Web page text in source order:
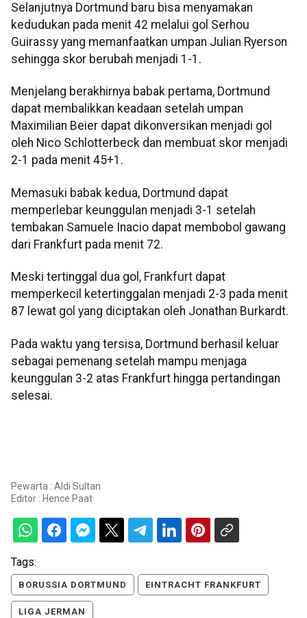
Selanjutnya Dortmund baru bisa menyamakan
kedudukan pada menit 42 melalui gol Serhou
Guirassy yang memanfaatkan umpan Julian Ryerson
sehingga skor berubah menjadi 1-1.
Menjelang berakhirnya babak pertama, Dortmund
dapat membalikkan keadaan setelah umpan
Maximilian Beier dapat dikonversikan menjadi gol
oleh Nico Schlotterbeck dan membuat skor menjadi
2-1 pada menit 45+1.
Memasuki babak kedua, Dortmund dapat
memperlebar keunggulan menjadi 3-1 setelah
tembakan Samuele Inacio dapat membobol gawang
dari Frankfurt pada menit 72.
Meski tertinggal dua gol, Frankfurt dapat
memperkecil ketertinggalan menjadi 2-3 pada menit
87 lewat gol yang diciptakan oleh Jonathan Burkardt.
Pada waktu yang tersisa, Dortmund berhasil keluar
sebagai pemenang setelah mampu menjaga
keunggulan 3-2 atas Frankfurt hingga pertandingan
selesai.
Pewarta : Aldi Sultan
Editor : Hence Paat
Tags:
BORUSSIA DORTMUND EINTRACHT FRANKFURT
LIGA JERMAN